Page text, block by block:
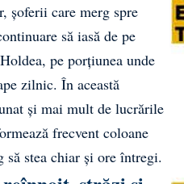
șoferii care merg spre
să iasă de pe
pe porțiunea unde
zilnic. În această
și mai mult de lucrările
frecvent coloane
să stea chiar și ore întregi.